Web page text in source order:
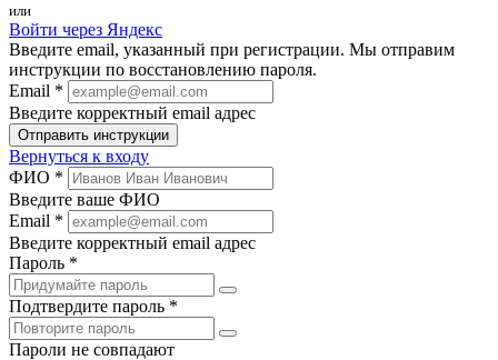
или
Войти через Яндекс
Введите email, указанный при регистрации. Мы отправим
инструкции по восстановлению пароля.
Email *
Введите корректный email адрес
Отправить инструкции
Вернуться к входу
ФИО *
Введите ваше ФИО
Email *
Введите корректный email адрес
Пароль *
Подтвердите пароль *
Пароли не совпадают